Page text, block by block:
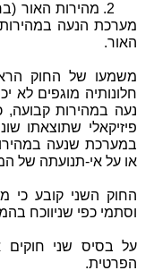
2. מהירות האור
מערכת הנעה
האור.
משמעו של החוק
חלונותיה מוגפים
נעה במהירות קבועה,
פיזיקאלי שתוצאתו
במערכת שנעה
או על אי-תנועתה של
החוק השני קובע כי
וסתמי כפי שניווכח
על בסיס שני חוקים
הפרטית.